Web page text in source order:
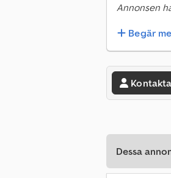
Annonsen
Begär
Dessa